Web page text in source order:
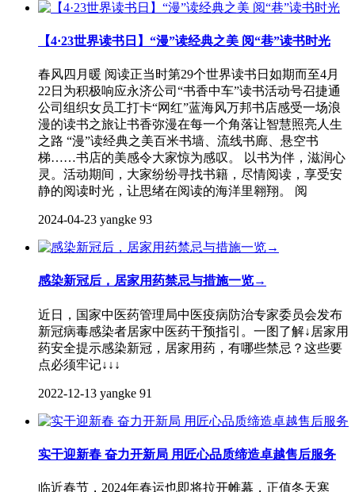
【4·23世界读书日】“漫”读经典之美 阅“巷”读书时光
春风四月暖 阅读正当时第29个世界读书日如期而至4月
22日为积极响应永济公司“书香中车”读书活动号召捷通
公司组织女员工打卡“网红”蓝海风万邦书店感受一场浪
漫的读书之旅让书香弥漫在每一个角落让智慧照亮人生
之路 “漫”读经典之美百米书墙、流线书廊、悬空书
梯……书店的美感令大家惊为感叹。 以书为伴，滋润心
灵。活动期间，大家纷纷寻找书籍，尽情阅读，享受安
静的阅读时光，让思绪在阅读的海洋里翱翔。 阅
2024-04-23 yangke 93
感染新冠后，居家用药禁忌与措施一览→
近日，国家中医药管理局中医疫病防治专家委员会发布
新冠病毒感染者居家中医药干预指引。一图了解↓居家用
药安全提示感染新冠，居家用药，有哪些禁忌？这些要
点必须牢记↓↓↓
2022-12-13 yangke 91
实干迎新春 奋力开新局 用匠心品质缔造卓越售后服务
临近春节，2024年春运也即将拉开帷幕，正值冬天寒